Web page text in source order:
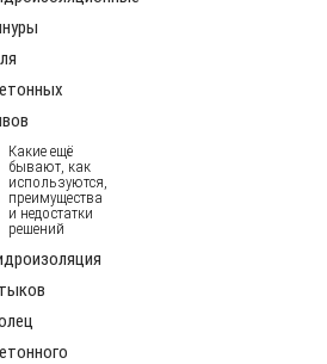
Какие ещё
бывают, как
используются,
преимущества
и недостатки
решений